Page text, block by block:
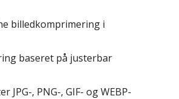
billedkomprimering i
baseret på justerbar
JPG-, PNG-, GIF- og WEBP-